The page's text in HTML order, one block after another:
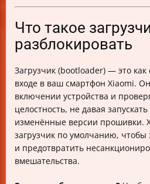
Что делать, если не приходит
Как заблокировать загрузчик
Таблица сравнения
Полезные советы для
Альтернативы разблокировке
Итог
Что такое
разблокировать
Загрузчик (bootloader) — это как
входе в ваш смартфон Xiaomi.
включении устройства и
целостность, не давая
изменённые версии прошивки.
загрузчик по умолчанию,
и предотвратить
вмешательства.